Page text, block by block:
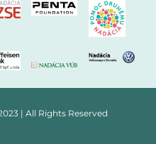
| All Rights Reserved